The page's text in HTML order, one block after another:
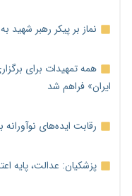
نماز بر پیکر رهبر شهید
همه تمهیدات برای
ایران» فراهم شد
رقابت ایده‌های
پزشکیان: عدالت، پایه